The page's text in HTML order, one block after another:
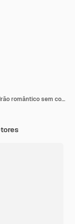
Pequenos corações em fios bonitos padrão romântico sem costura fundo loopable para papel de embrulho